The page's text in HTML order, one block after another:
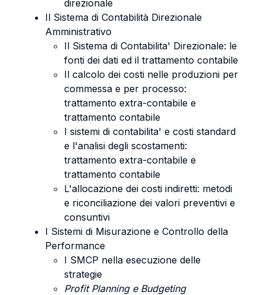
direzionale
Il Sistema di Contabilità Direzionale
Amministrativo
Il Sistema di Contabilita' Direzionale: le
fonti dei dati ed il trattamento contabile
Il calcolo dei costi nelle produzioni per
commessa e per processo:
trattamento extra-contabile e
trattamento contabile
I sistemi di contabilita' e costi standard
e l'analisi degli scostamenti:
trattamento extra-contabile e
trattamento contabile
L'allocazione dei costi indiretti: metodi
e riconciliazione dei valori preventivi e
consuntivi
I Sistemi di Misurazione e Controllo della
Performance
I SMCP nella esecuzione delle
strategie
Profit Planning e Budgeting